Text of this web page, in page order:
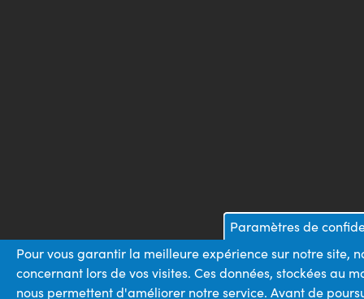
Paramètres de
Pour vous garantir la meilleure expérience sur notre site,
concernant lors de vos visites. Ces données, stockées au
nous permettent d'améliorer notre service. Avant de